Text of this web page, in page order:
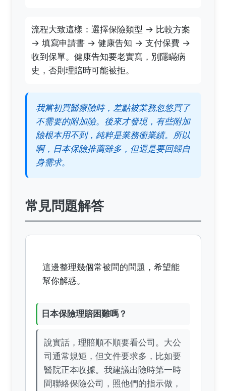
流程大致這樣：選擇保險類型 → 比較方案
→ 填寫申請書 → 健康告知 → 支付保費 →
收到保單。健康告知要老實寫，別隱瞞病
史，否則理賠時可能被拒。
我當初買醫療險時，差點被業務忽悠買了
不需要的附加險。後來才發現，有些附加
險根本用不到，純粹是業務衝業績。所以
啊，日本保險推薦雖多，但還是要回歸自
身需求。
常見問題解答
這邊整理幾個常被問的問題，希望能
幫你解惑。
日本保險理賠困難嗎？
說實話，理賠順不順要看公司。大公
司通常規矩，但文件要求多，比如要
醫院正本收據。我建議出險時第一時
間聯絡保險公司，照他們的指示做，